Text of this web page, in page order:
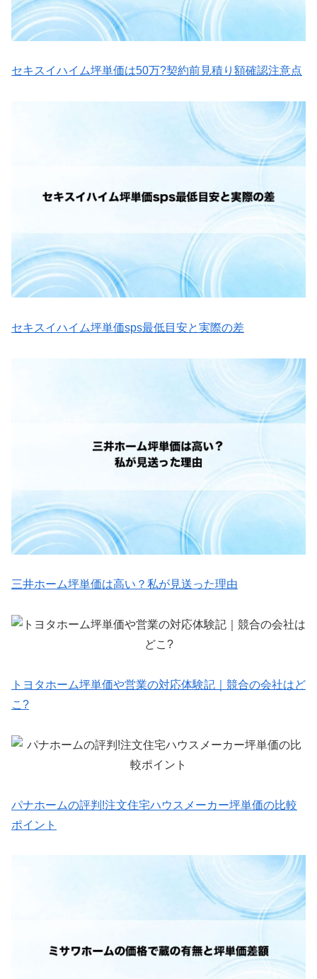
セキスイハイム坪単価は50万?契約前見積り額確認注意点
セキスイハイム坪単価sps最低目安と実際の差
三井ホーム坪単価は高い？私が見送った理由
トヨタホーム坪単価や営業の対応体験記｜競合の会社はど
こ?
パナホームの評判!注文住宅ハウスメーカー坪単価の比較
ポイント